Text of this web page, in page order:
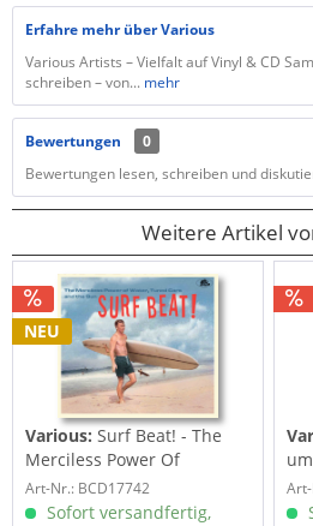
Erfahre mehr über Various
Various Artists – Vielfalt auf Vinyl & CD
schreiben – von... mehr
Bewertungen
0
Bewertungen lesen, schreiben und
Weitere Artikel
NEU
Various:Surf Beat! - The
Merciless Power Of
Water,...
Art-Nr.: BCD17742
Sofort versandfertig,